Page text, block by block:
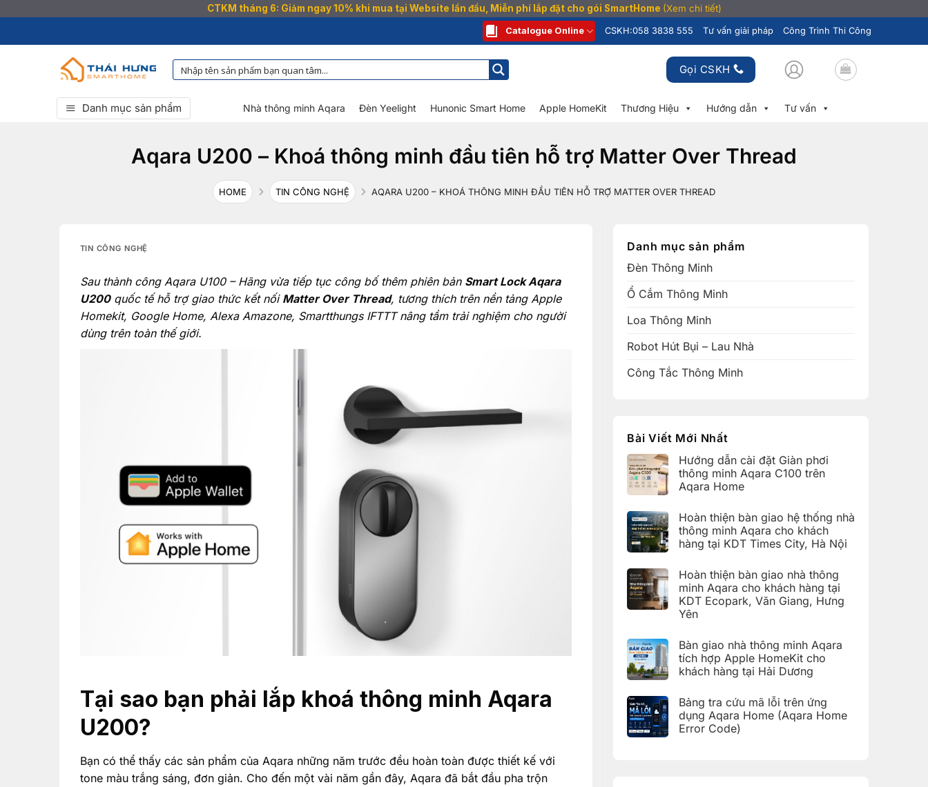
CTKM tháng 6: Giảm ngay 10% khi mua tại Website lần đầu, Miễn phí lắp đặt cho gói SmartHome (Xem chi tiết)
qua
Catalogue Online CSKH:058 3838 555 Tư vấn giải pháp Công Trình Thi Công
Gọi CSKH
Danh mục sản phẩm Nhà thông minh Aqara Đèn Yeelight Hunonic Smart Home Apple HomeKit Thương Hiệu Hướng dẫn Tư vấn
Aqara U200 – Khoá thông minh đầu tiên hỗ trợ Matter Over Thread
HOME TIN CÔNG NGHỆ AQARA U200 – KHOÁ THÔNG MINH ĐẦU TIÊN HỖ TRỢ MATTER OVER THREAD
TIN CÔNG NGHỆ
Sau thành công Aqara U100 – Hãng vừa tiếp tục công bố thêm phiên bản Smart Lock Aqara
U200quốc tế hỗ trợ giao thức kết nối Matter Over Thread, tương thích trên nền tảng Apple
Homekit, Google Home, Alexa Amazone, Smartthungs IFTTT nâng tầm trải nghiệm cho người
dùng trên toàn thế giới.
Tại sao bạn phải lắp khoá thông minh Aqara
U200?
Bạn có thể thấy các sản phẩm của Aqara những năm trước đều hoàn toàn được thiết kế với
tone màu trắng sáng, đơn giản. Cho đến một vài năm gần đây, Aqara đã bắt đầu pha trộn
Danh mục sản phẩm
Đèn Thông Minh
Ổ Cắm Thông Minh
Loa Thông Minh
Robot Hút Bụi – Lau Nhà
Công Tắc Thông Minh
Bài Viết Mới Nhất
Hướng dẫn cài đặt Giàn phơi
thông minh Aqara C100 trên
Aqara Home
bình
luận
ở
Hướng
đặt
Giàn
phơi
thông
minh
Aqara
Aqara
Home
Hoàn thiện bàn giao hệ thống nhà
thông minh Aqara cho khách
hàng tại KDT Times City, Hà Nội
bình
luận
ở
Hoàn
thiện
bàn
thống
nhà
thông
minh
khách
hàng
tại
KDT
Hoàn thiện bàn giao nhà thông
minh Aqara cho khách hàng tại
KDT Ecopark, Văn Giang, Hưng
Yên
bình
luận
ở
Hoàn
giao
nhà
thông
minh
Aqara
Bàn giao nhà thông minh Aqara
tích hợp Apple HomeKit cho
khách hàng tại Hải Dương
bình
luận
ở
Bàn
Bảng tra cứu mã lỗi trên ứng
dụng Aqara Home (Aqara Home
Error Code)